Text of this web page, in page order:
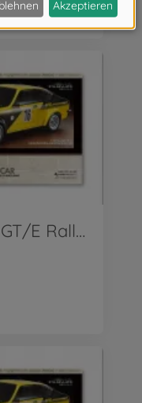
1:10 RC Opel Kadett GT/E Rallye MB-01_Ver2